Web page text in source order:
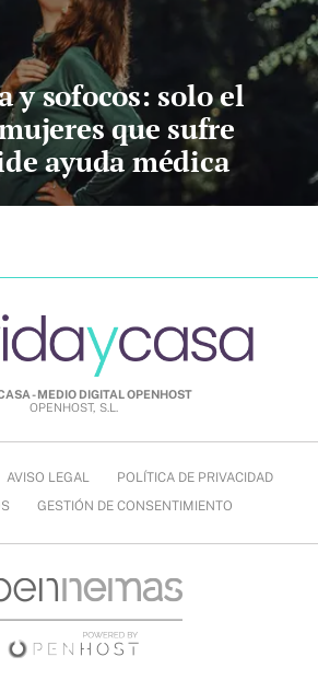
y sofocos: solo el
que sufre
ayuda médica
- MEDIO DIGITAL OPENHOST
OPENHOST, S.L.
AVISO LEGAL
POLÍTICA DE PRIVACIDAD
GESTIÓN DE CONSENTIMIENTO